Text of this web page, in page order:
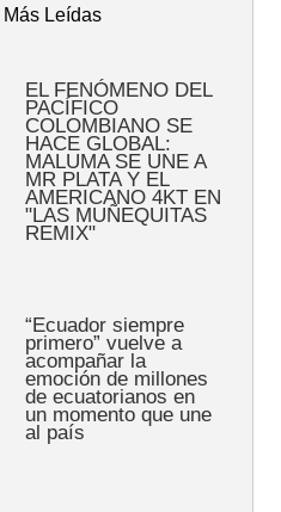
Más Leídas
EL FENÓMENO DEL
PACÍFICO
COLOMBIANO SE
HACE GLOBAL:
MALUMA SE UNE A
MR PLATA Y EL
AMERICANO 4KT EN
"LAS MUÑEQUITAS
REMIX"
“Ecuador siempre
primero” vuelve a
acompañar la
emoción de millones
de ecuatorianos en
un momento que une
al país